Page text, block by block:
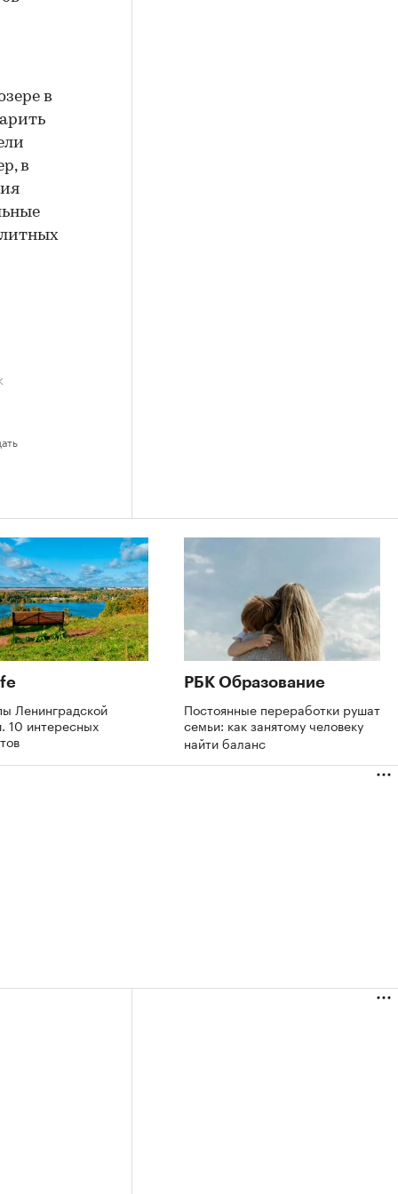
в
в
Ленинградской
10 интересных
РБК Образование
Постоянные переработки рушат
семьи: как занятому человеку
найти баланс